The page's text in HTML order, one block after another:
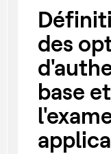
des
base